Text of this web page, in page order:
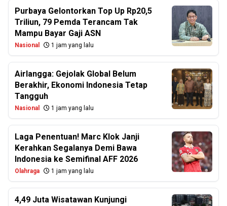
Purbaya Gelontorkan Top Up Rp20,5
Triliun, 79 Pemda Terancam Tak
Mampu Bayar Gaji ASN
Nasional 1 jam yang lalu
Airlangga: Gejolak Global Belum
Berakhir, Ekonomi Indonesia Tetap
Tangguh
Nasional 1 jam yang lalu
Laga Penentuan! Marc Klok Janji
Kerahkan Segalanya Demi Bawa
Indonesia ke Semifinal AFF 2026
Olahraga 1 jam yang lalu
4,49 Juta Wisatawan Kunjungi